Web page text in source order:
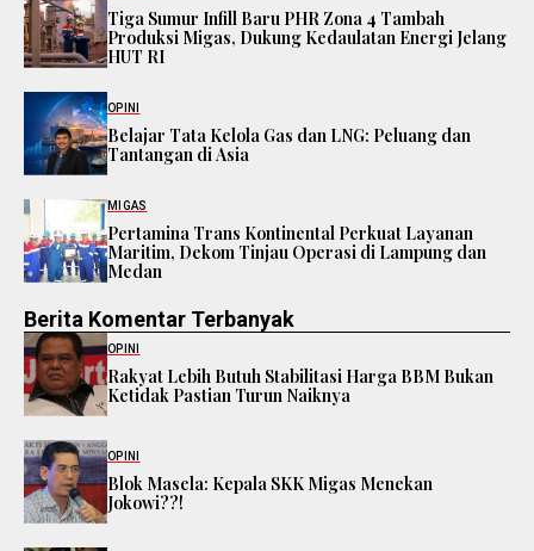
Tiga Sumur Infill Baru PHR Zona 4 Tambah
Produksi Migas, Dukung Kedaulatan Energi Jelang
HUT RI
OPINI
Belajar Tata Kelola Gas dan LNG: Peluang dan
Tantangan di Asia
MIGAS
Pertamina Trans Kontinental Perkuat Layanan
Maritim, Dekom Tinjau Operasi di Lampung dan
Medan
Berita Komentar Terbanyak
OPINI
Rakyat Lebih Butuh Stabilitasi Harga BBM Bukan
Ketidak Pastian Turun Naiknya
OPINI
Blok Masela: Kepala SKK Migas Menekan
Jokowi??!